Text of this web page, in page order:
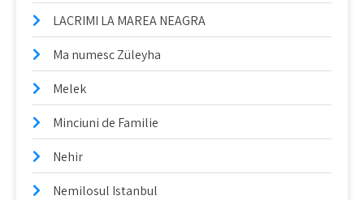
LACRIMI LA MAREA NEAGRA
Ma numesc Züleyha
Melek
Minciuni de Familie
Nehir
Nemilosul Istanbul